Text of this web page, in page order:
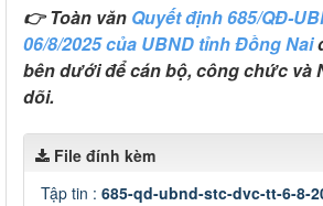
👉 Toàn văn Quyết định 685/QĐ-
06/8/2025 của UBND tỉnh Đồng Nai
bên dưới để cán bộ, công chức và
dõi.
File đính kèm
Tập tin : 685-qd-ubnd-stc-dvc-tt-6-8-